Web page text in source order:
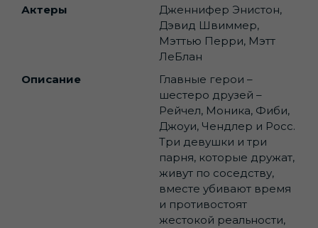
Актеры
Дженнифер Энистон,
Дэвид Швиммер,
Мэттью Перри, Мэтт
ЛеБлан
Описание
Главные герои –
шестеро друзей –
Рейчел, Моника, Фиби,
Джоуи, Чендлер и Росс.
Три девушки и три
парня, которые дружат,
живут по соседству,
вместе убивают время
и противостоят
жестокой реальности,